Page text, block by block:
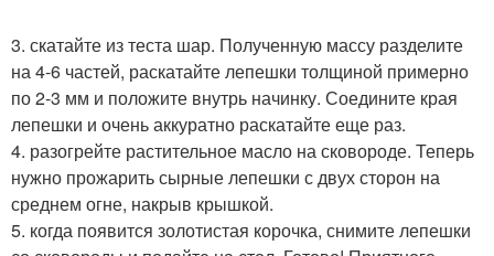
3. скатайте из теста шар. Полученную массу разделите
на 4-6 частей, раскатайте лепешки толщиной примерно
по 2-3 мм и положите внутрь начинку. Соедините края
лепешки и очень аккуратно раскатайте еще раз.
4. разогрейте растительное масло на сковороде. Теперь
нужно прожарить сырные лепешки с двух сторон на
среднем огне, накрыв крышкой.
5. когда появится золотистая корочка, снимите лепешки